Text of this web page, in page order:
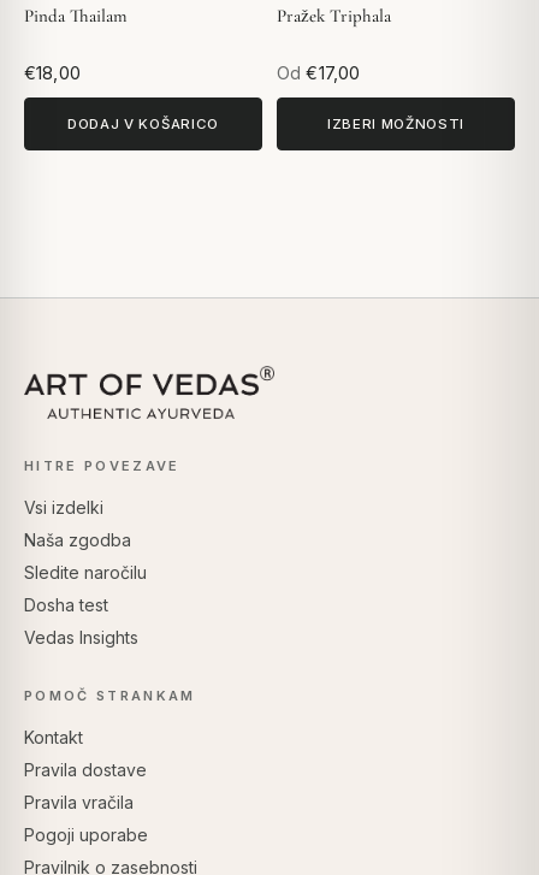
Pinda Thailam
€18,00
DODAJ V KOŠARICO
Pražek Triphala
Od €17,00
IZBERI MOŽNOSTI
HITRE POVEZAVE
Vsi izdelki
Naša zgodba
Sledite naročilu
Dosha test
Vedas Insights
POMOČ STRANKAM
Kontakt
Pravila dostave
Pravila vračila
Pogoji uporabe
Pravilnik o zasebnosti